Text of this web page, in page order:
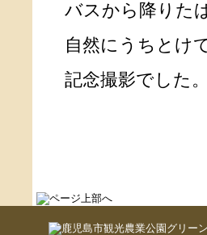
バスから降りた
自然にうちとけ
記念撮影でした。